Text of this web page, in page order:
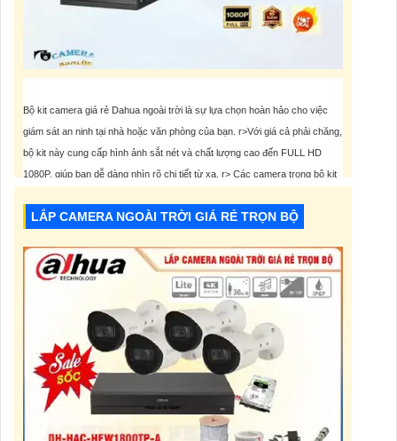
Bộ kit camera giá rẻ Dahua ngoài trời là sự lựa chọn hoàn hảo cho việc
giám sát an ninh tại nhà hoặc văn phòng của bạn. r>Với giá cả phải chăng,
bộ kit này cung cấp hình ảnh sắt nét và chất lượng cao đến FULL HD
1080P, giúp bạn dễ dàng nhìn rõ chi tiết từ xa. r> Các camera trong bộ kit
3,900,000 VNĐ
LẮP CAMERA NGOÀI TRỜI GIÁ RẺ TRỌN BỘ